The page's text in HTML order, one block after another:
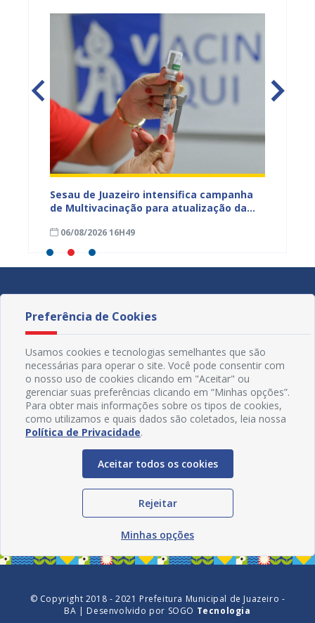
Sesau de Juazeiro intensifica campanha
de Multivacinação para atualização da
06/08/2026 16H49
Redes Sociais
© Copyright 2018 - 2021 Prefeitura Municipal de Juazeiro -
BA | Desenvolvido por SOGO Tecnologia
Preferência de Cookies
Usamos cookies e tecnologias semelhantes que são
necessárias para operar o site. Você pode consentir com
o nosso uso de cookies clicando em "Aceitar" ou
gerenciar suas preferências clicando em “Minhas opções”.
Para obter mais informações sobre os tipos de cookies,
como utilizamos e quais dados são coletados, leia nossa
Política de Privacidade.
Aceitar todos os cookies
Rejeitar
Minhas opções